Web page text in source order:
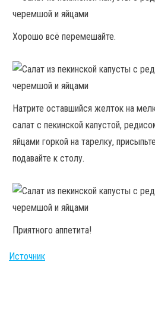
Хорошо всё перемешайте.
Натрите оставшийся желток на
салат с пекинской капустой,
яйцами горкой на тарелку,
подавайте к столу.
Приятного аппетита!
Источник